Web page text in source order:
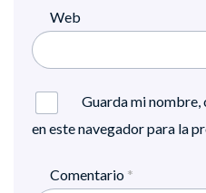
Web
Guarda mi
en este navegador para la
Comentario *